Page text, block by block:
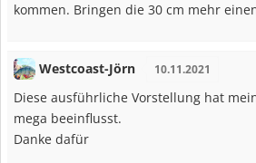
kommen. Bringen die 30 cm mehr
Westcoast-Jörn 10.11.2021
Diese ausführliche Vorstellung hat
mega beeinflusst.
Danke dafür